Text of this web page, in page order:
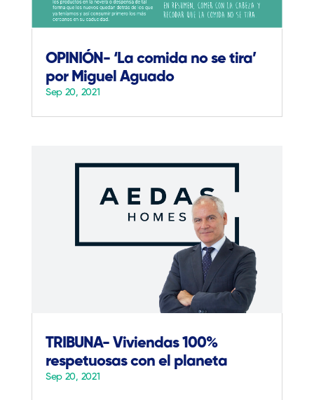
OPINIÓN- ‘La comida no se tira’
por Miguel Aguado
Sep 20, 2021
TRIBUNA- Viviendas 100%
respetuosas con el planeta
Sep 20, 2021